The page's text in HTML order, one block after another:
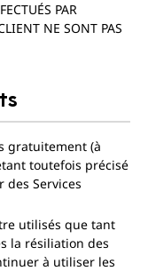
PAR
NE SONT PAS
gratuitement (à
toutefois précisé
des Services
utilisés que tant
la résiliation des
à utiliser les